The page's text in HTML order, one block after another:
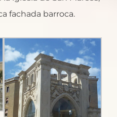
fachada barroca.